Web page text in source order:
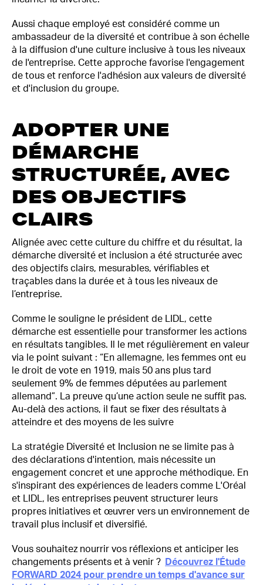
Aussi chaque employé est considéré comme un
ambassadeur de la diversité et contribue à son échelle
à la diffusion d'une culture inclusive à tous les niveaux
de l'entreprise. Cette approche favorise l'engagement
de tous et renforce l'adhésion aux valeurs de diversité
et d'inclusion du groupe.
ADOPTER UNE
DÉMARCHE
STRUCTURÉE, AVEC
DES OBJECTIFS
CLAIRS
Alignée avec cette culture du chiffre et du résultat, la
démarche diversité et inclusion a été structurée avec
des objectifs clairs, mesurables, vérifiables et
traçables dans la durée et à tous les niveaux de
l’entreprise.
Comme le souligne le président de LIDL, cette
démarche est essentielle pour transformer les actions
en résultats tangibles. Il le met régulièrement en valeur
via le point suivant : “En allemagne, les femmes ont eu
le droit de vote en 1919, mais 50 ans plus tard
seulement 9% de femmes députées au parlement
allemand”. La preuve qu’une action seule ne suffit pas.
Au-delà des actions, il faut se fixer des résultats à
atteindre et des moyens de les suivre
La stratégie Diversité et Inclusion ne se limite pas à
des déclarations d'intention, mais nécessite un
engagement concret et une approche méthodique. En
s'inspirant des expériences de leaders comme L'Oréal
et LIDL, les entreprises peuvent structurer leurs
propres initiatives et œuvrer vers un environnement de
travail plus inclusif et diversifié.
Vous souhaitez nourrir vos réflexions et anticiper les
changements présents et à venir ?
Découvrez l'Étude
FORWARD 2024 pour prendre un temps d'avance sur